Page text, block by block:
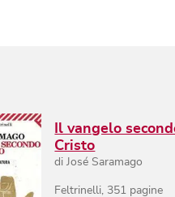
Il vangelo
Cristo
di José Saramago
Feltrinelli 351 pagine